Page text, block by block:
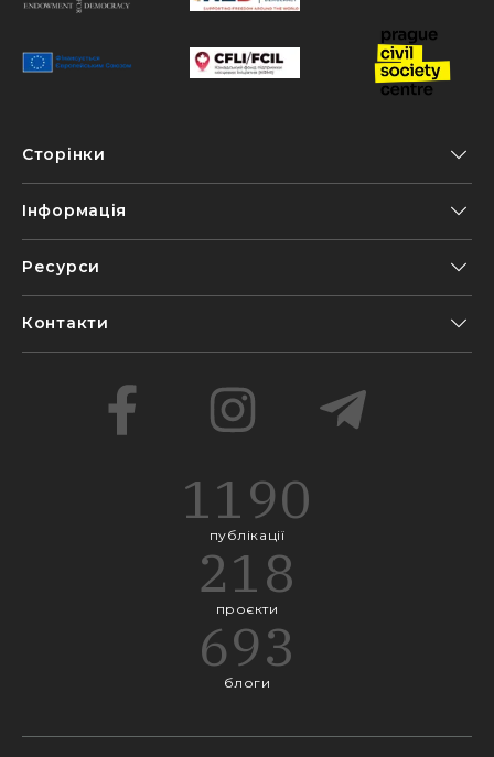
Сторінки
Інформація
Ресурси
Контакти
1190
публікації
218
проєкти
693
блоги